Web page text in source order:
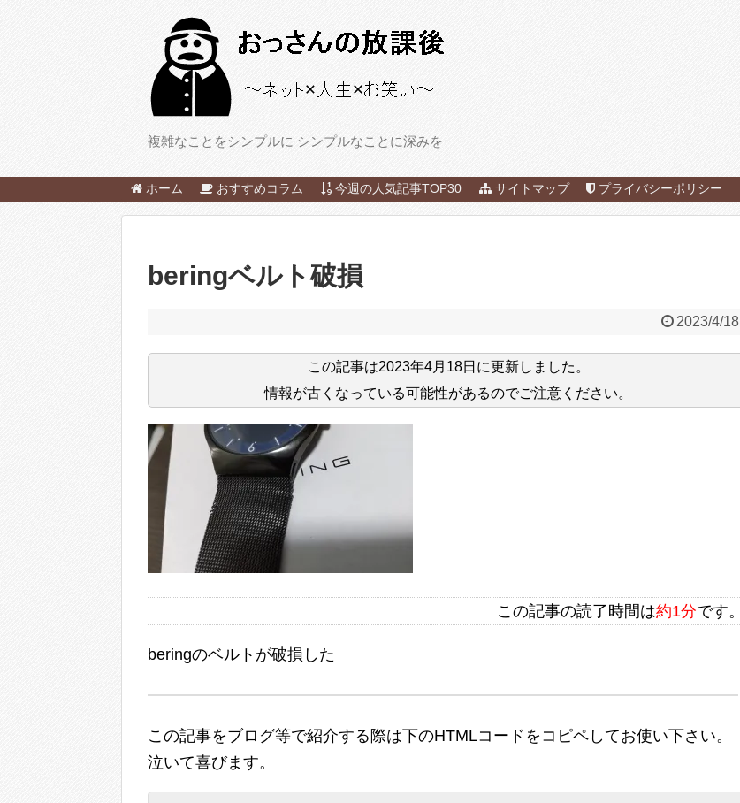
複雑なことをシンプルに シンプルなことに深みを
ホーム おすすめコラム 今週の人気記事TOP30 サイトマップ プライバシーポリシー
beringベルト破損
2023/4/18
この記事は2023年4月18日 に更新しました。
情報が古くなっている可能性があるのでご注意ください。
この記事の読了時間は約1分です。
beringのベルトが破損した
この記事をブログ等で紹介する際は下のHTMLコードをコピペしてお使い下さい。
泣いて喜びます。